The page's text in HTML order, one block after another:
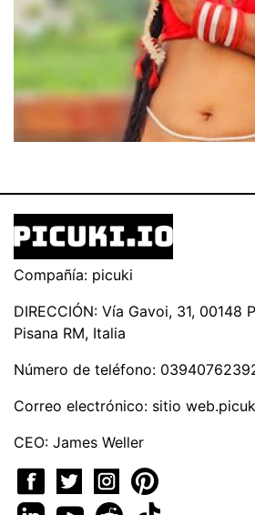
Compañía: picuki
DIRECCIÓN: Vía Gavoi, 31, 00148
Pisana RM, Italia
Número de teléfono:
Correo electrónico: sitio
CEO: James Weller